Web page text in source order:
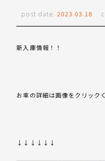
post date: 2023.03.18
新入庫情報！！
お車の詳細は画像をクリック
↓↓↓↓↓↓